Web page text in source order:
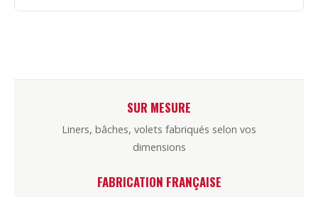
SUR MESURE
Liners, bâches, volets fabriqués selon vos
dimensions
FABRICATION FRANÇAISE